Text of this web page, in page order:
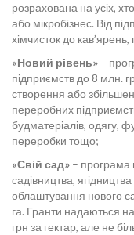
розрахована на усіх,
або мікробізнес. Від
хімчисток до
«Новий рівень» –
підприємств до 8 млн.
створення або
переробних
будматеріалів, одягу,
переробки тощо;
«Свій сад» – програма
садівництва,
облаштування нового
га. Гранти надаються
грн за гектар, але не